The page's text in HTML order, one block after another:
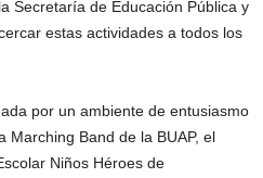
Secretaría de Educación Pública y
estas actividades a todos los
por un ambiente de entusiasmo
Marching Band de la BUAP, el
Niños Héroes de